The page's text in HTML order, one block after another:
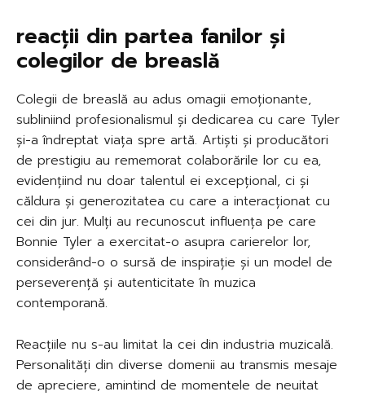
reacții din partea fanilor și
colegilor de breaslă
Colegii de breaslă au adus omagii emoționante,
subliniind profesionalismul și dedicarea cu care Tyler
și-a îndreptat viața spre artă. Artiști și producători
de prestigiu au rememorat colaborările lor cu ea,
evidențiind nu doar talentul ei excepțional, ci și
căldura și generozitatea cu care a interacționat cu
cei din jur. Mulți au recunoscut influența pe care
Bonnie Tyler a exercitat-o asupra carierelor lor,
considerând-o o sursă de inspirație și un model de
perseverență și autenticitate în muzica
contemporană.
Reacțiile nu s-au limitat la cei din industria muzicală.
Personalități din diverse domenii au transmis mesaje
de apreciere, amintind de momentele de neuitat